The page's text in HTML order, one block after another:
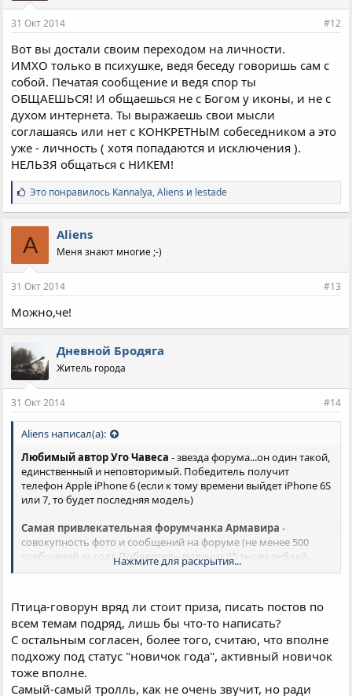
31 Окт 2014 #12
Вот вы достали своим переходом на личности.
ИМХО только в психушке, ведя беседу говоришь сам с
собой. Печатая сообщение и ведя спор ты
ОБЩАЕШЬСЯ! И общаешься не с Богом у иконы, и не с
духом интернета. Ты выражаешь свои мысли
соглашаясь или нет с КОНКРЕТНЫМ собеседником а это
уже - личность ( хотя попадаются и исключения ).
НЕЛЬЗЯ общаться с НИКЕМ!
С
и
м
п
а
т
и
:
Это понравилось Kannalya,Aliens и lestade
A Aliens
Меня знают многие ;-)
31 Окт 2014 #13
Можно,че!
Дневной Бродяга
Житель города
31 Окт 2014 #14
Aliens написал(а):
Любимый автор Уго Чавеса - звезда форума...он один такой,
единственный и неповторимый. Победитель получит
телефон Apple iPhone 6 (если к тому времени выйдет iPhone 6S
или 7, то будет последняя модель)
Самая привлекательная форумчанка Армавира -
совокупность фото и сообщений на форуме (не менее 500
сообщений за год). Победитель получит 25 тысяч рублей.
сообщений за год). Победитель получит 25 тысяч рублей.
Армавирская птица-говорун(он и она) - самые активные
пользователи форума, которые оставляют огромное кол-во
постов по всем темам. Победители получат по 25 тысяч
рублей.
Нажмите для раскрытия...
Птица-говорун вряд ли стоит приза, писать постов по
всем темам подряд, лишь бы что-то написать?
С остальным согласен, более того, считаю, что вполне
подхожу под статус "новичок года", активный новичок
тоже вполне.
Самый-самый тролль, как не очень звучит, но ради